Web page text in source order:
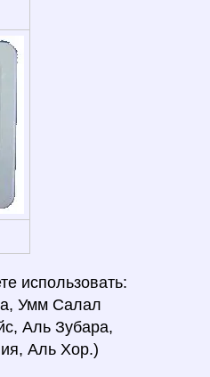
использовать:
Умм Салал
Аль Зубара,
Аль Хор.)